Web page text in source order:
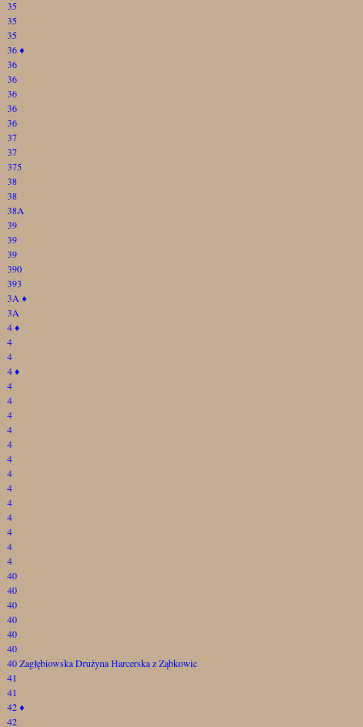
35
35
35
36♦
36
36
36
36
36
37
37
375
38
38
38A
39
39
39
390
393
3A ♦
3A
4♦
4
4
4♦
4
4
4
4
4
4
4
4
4
4
4
4
4
40
40
40
40
40
40
40 Zagłębiowska Drużyna Harcerska z Ząbkowic
41
41
42♦
42